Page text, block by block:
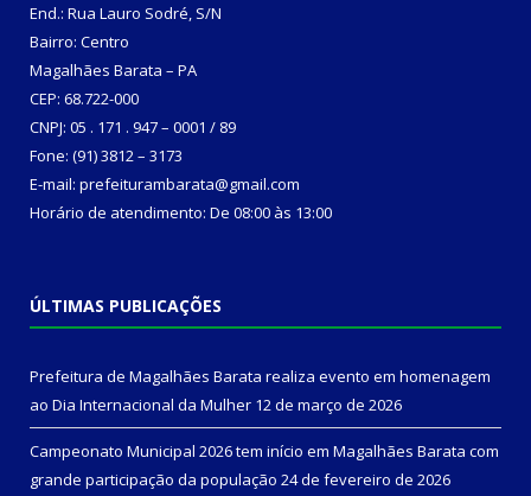
End.: Rua Lauro Sodré, S/N
Bairro: Centro
Magalhães Barata – PA
CEP: 68.722-000
CNPJ: 05 . 171 . 947 – 0001 / 89
Fone: (91) 3812 – 3173
E-mail: prefeiturambarata@gmail.com
Horário de atendimento: De 08:00 às 13:00
ÚLTIMAS PUBLICAÇÕES
Prefeitura de Magalhães Barata realiza evento em homenagem
ao Dia Internacional da Mulher 12 de março de 2026
Campeonato Municipal 2026 tem início em Magalhães Barata com
grande participação da população 24 de fevereiro de 2026